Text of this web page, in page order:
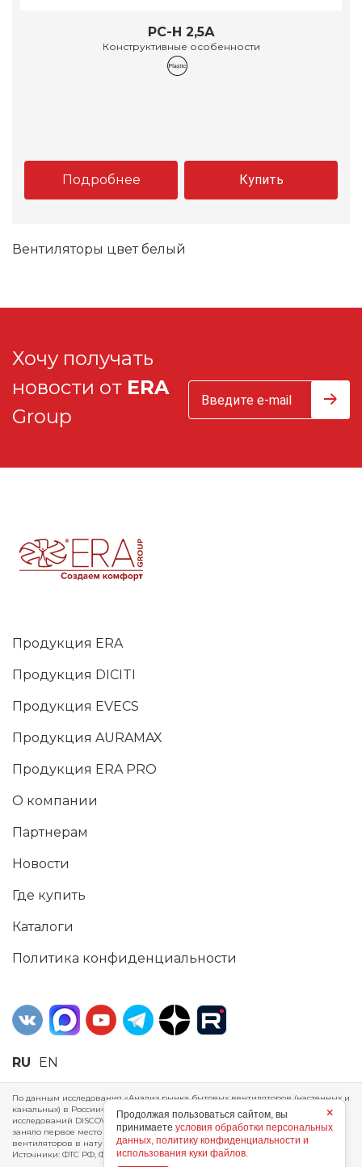
РС-Н 2,5А
Конструктивные особенности
Подробнее Купить
Вентиляторы цвет белый
Хочу получать
новости от ERA
Group
Продукция ERA
Продукция DICITI
Продукция EVECS
Продукция AURAMAX
Продукция ERA PRO
О компании
Партнерам
Новости
Где купить
Каталоги
Политика конфиденциальности
RU EN
По данным исследования «Анализ рынка бытовых вентиляторов (настенных и
канальных) в России», проведенного Агентством маркетинговых
исследований DISCOVERY RESEARCH Group, 2025 г. ERA Group (ООО «ЭРА»)
заняло первое место по производству, объему продаж и экспорту бытовых
вентиляторов в натуральном и стоимостном выражении за 2024 год.
Источники: ФТС РФ, ФСГС РФ, исследования DISCOVERY RESEARCH Group.
×
Продолжая пользоваться сайтом, вы
принимаете условия обработки персональных
данных, политику конфиденциальности и
использования куки файлов.